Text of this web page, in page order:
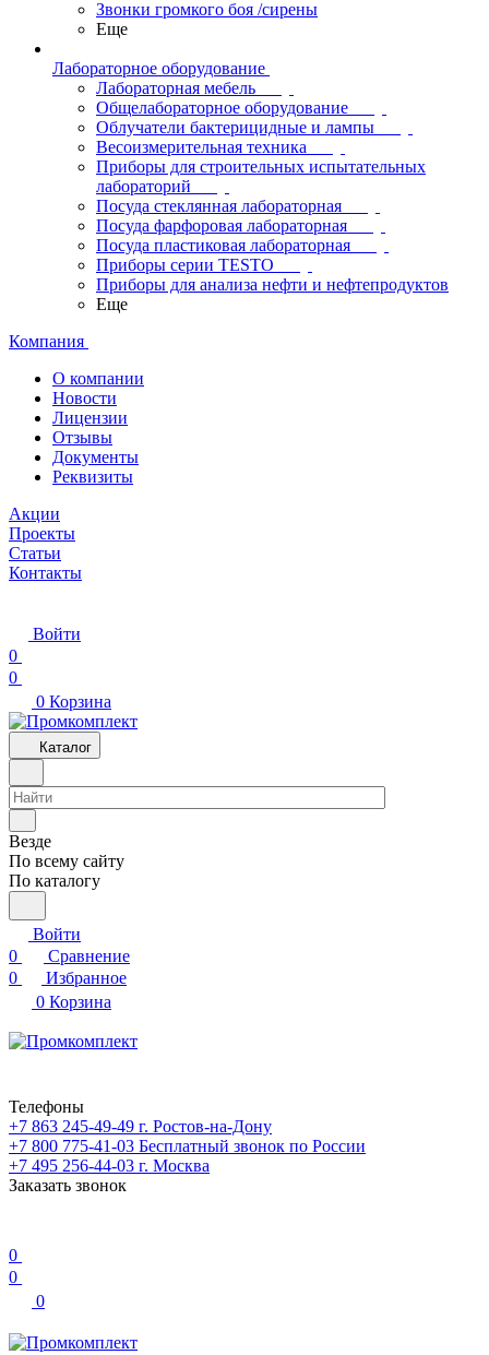
Звонки громкого боя /сирены
Еще
Лабораторное оборудование
Лабораторная мебель
Общелабораторное оборудование
Облучатели бактерицидные и лампы
Весоизмерительная техника
Приборы для строительных испытательных
лабораторий
Посуда стеклянная лабораторная
Посуда фарфоровая лабораторная
Посуда пластиковая лабораторная
Приборы серии TESTO
Приборы для анализа нефти и нефтепродуктов
Еще
Компания
О компании
Новости
Лицензии
Отзывы
Документы
Реквизиты
Акции
Проекты
Статьи
Контакты
Войти
0
0
0 Корзина
Каталог
Везде
По всему сайту
По каталогу
Войти
0
Сравнение
0
Избранное
0 Корзина
Телефоны
+7 863 245-49-49 г. Ростов-на-Дону
+7 800 775-41-03 Бесплатный звонок по России
+7 495 256-44-03 г. Москва
Заказать звонок
0
0
0